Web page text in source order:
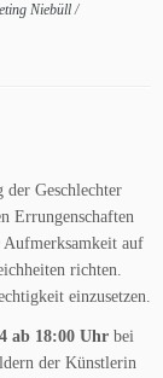
Niebüll/
Geschlechter
Errungenschaften
Aufmerksamkeit auf
richten.
einzusetzen.
ab 18:00 Uhr bei
der Künstlerin